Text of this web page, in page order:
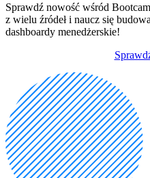
Sprawdź nowość wśród
z wielu źródeł i naucz się
dashboardy menedżerskie!